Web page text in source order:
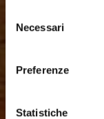
delNecessari
Preferenze
Statistiche